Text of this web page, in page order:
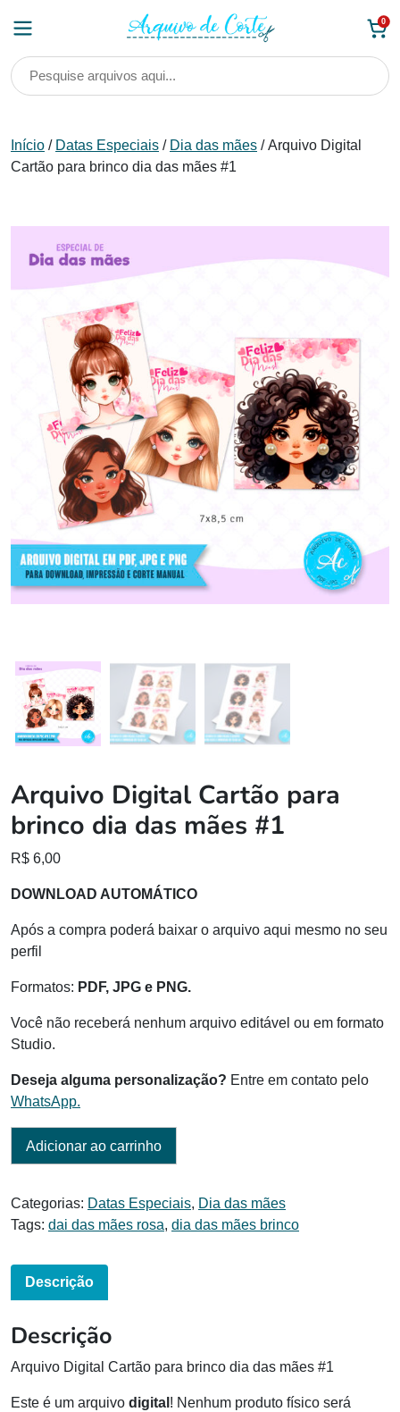
0
Início / Datas Especiais / Dia das mães / Arquivo Digital
Cartão para brinco dia das mães #1
Arquivo Digital Cartão para
brinco dia das mães #1
R$ 6,00
DOWNLOAD AUTOMÁTICO
Após a compra poderá baixar o arquivo aqui mesmo no seu
perfil
Formatos: PDF, JPG e PNG.
Você não receberá nenhum arquivo editável ou em formato
Studio.
Deseja alguma personalização? Entre em contato pelo
WhatsApp.
Adicionar ao carrinho
Categorias: Datas Especiais, Dia das mães
Tags: dai das mães rosa, dia das mães brinco
Descrição
Descrição
Arquivo Digital Cartão para brinco dia das mães #1
Este é um arquivo digital ! Nenhum produto físico será